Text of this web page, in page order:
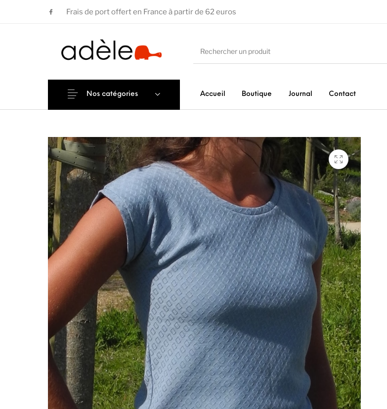
Frais de port offert en France à partir de 62 euros
Accueil Boutique Journal Contact
Nos catégories